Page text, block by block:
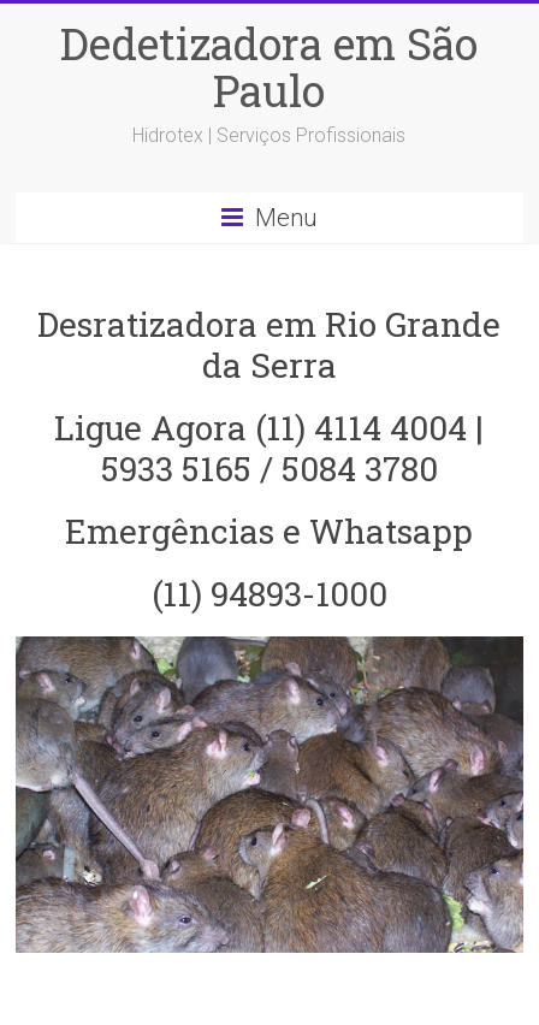
Dedetizadora em São
Paulo
Hidrotex | Serviços Profissionais
Menu
Desratizadora em Rio Grande
da Serra
Ligue Agora (11) 4114 4004 |
5933 5165 / 5084 3780
Emergências e Whatsapp
(11) 94893-1000